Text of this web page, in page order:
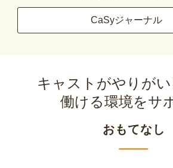
CaSyジャーナル
キャストがやりが
働ける環境をサ
おもてなし